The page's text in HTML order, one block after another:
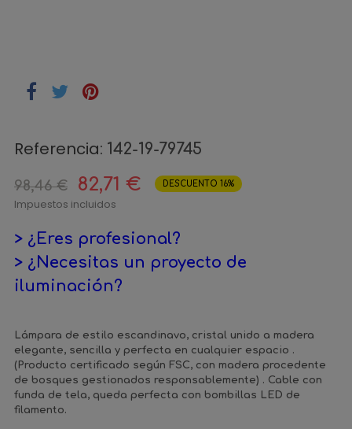
Referencia: 142-19-79745
98,46 € 82,71 € DESCUENTO 16%
Impuestos incluidos
> ¿Eres profesional?
> ¿Necesitas un proyecto de
iluminación?
Lámpara de estilo escandinavo, cristal unido a madera
elegante, sencilla y perfecta en cualquier espacio .
(Producto certificado según FSC, con madera procedente
de bosques gestionados responsablemente) . Cable con
funda de tela, queda perfecta con bombillas LED de
filamento.